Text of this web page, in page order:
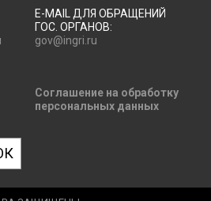
E-MAIL ДЛЯ ОБРАЩЕНИЙ
ГОС. ОРГАНОВ:
gov@ingri.ru
Соглашение на обработку
персональных данных